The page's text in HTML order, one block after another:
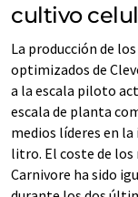
cultivo
La producción de
optimizados de
a la escala piloto
escala de planta
medios líderes en
litro. El coste de los
Carnivore ha sido